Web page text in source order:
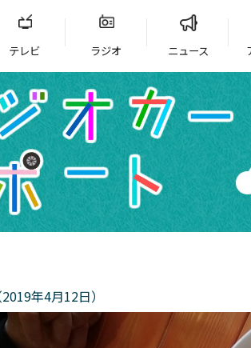
テレビ ラジオ ニュース
年4月12日）